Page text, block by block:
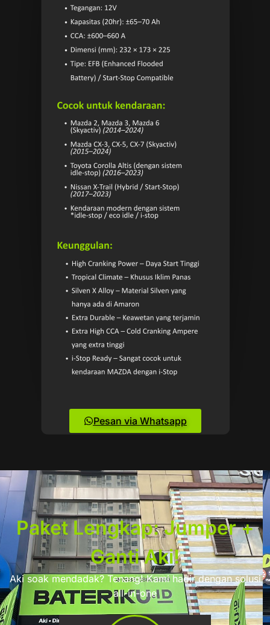
Pesan via Whatsapp
Paket Lengkap: Jumper +
Ganti Aki!
Aki soak mendadak? Tenang! Kami hadir dengan solusi
all-in-one